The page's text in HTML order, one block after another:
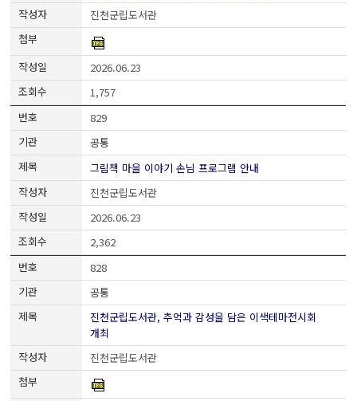
진천군립도서관
2026.06.23
1,757
829
공통
그림책 마을 이야기 손님 프로그램 안내
진천군립도서관
2026.06.23
2,362
828
공통
진천군립도서관, 추억과 감성을 담은 이색테마전시회
개최
진천군립도서관